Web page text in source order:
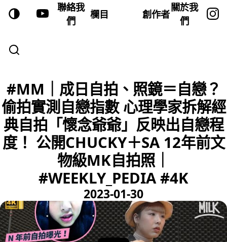
聯絡我
們
欄目 創作者
關於我
們
#MM｜成日自拍、照鏡＝自戀？
偷拍實測自戀指數 心理學家拆解經
典自拍「懷念爺爺」反映出自戀程
度！ 公開CHUCKY＋SA 12年前文
物級MK自拍照｜
#WEEKLY_PEDIA #4K
2023-01-30